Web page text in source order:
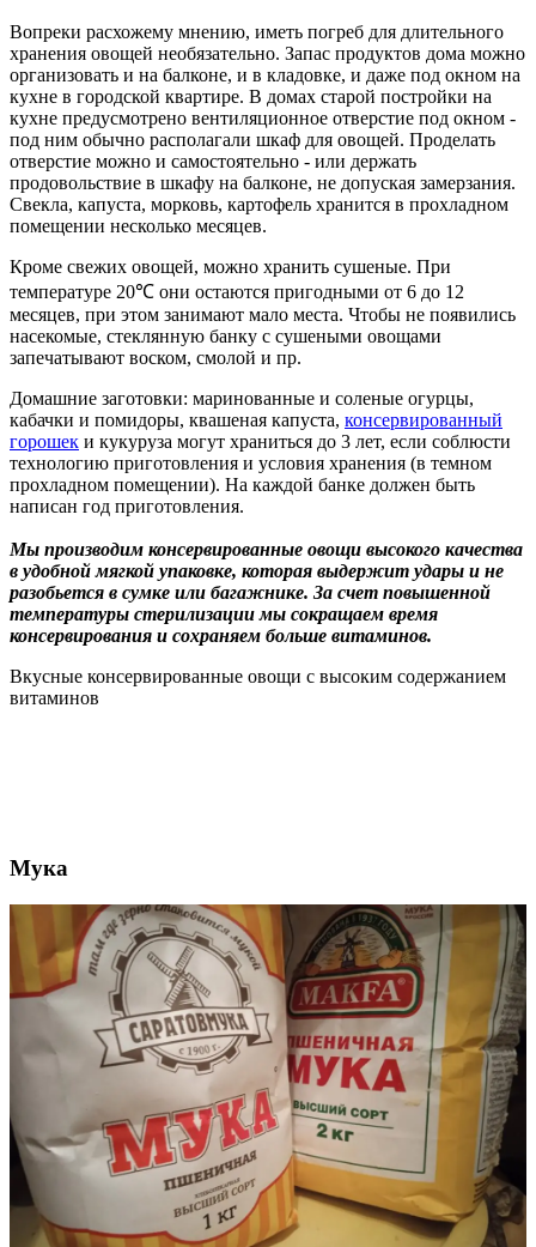
Вопреки расхожему мнению, иметь погреб для длительного
хранения овощей необязательно. Запас продуктов дома можно
организовать и на балконе, и в кладовке, и даже под окном на
кухне в городской квартире. В домах старой постройки на
кухне предусмотрено вентиляционное отверстие под окном -
под ним обычно располагали шкаф для овощей. Проделать
отверстие можно и самостоятельно - или держать
продовольствие в шкафу на балконе, не допуская замерзания.
Свекла, капуста, морковь, картофель хранится в прохладном
помещении несколько месяцев.
Кроме свежих овощей, можно хранить сушеные. При
температуре 20℃ они остаются пригодными от 6 до 12
месяцев, при этом занимают мало места. Чтобы не появились
насекомые, стеклянную банку с сушеными овощами
запечатывают воском, смолой и пр.
Домашние заготовки: маринованные и соленые огурцы,
кабачки и помидоры, квашеная капуста, консервированный
горошек и кукуруза могут храниться до 3 лет, если соблюсти
технологию приготовления и условия хранения (в темном
прохладном помещении). На каждой банке должен быть
написан год приготовления.
Мы производим консервированные овощи высокого качества
в удобной мягкой упаковке, которая выдержит удары и не
разобьется в сумке или багажнике. За счет повышенной
температуры стерилизации мы сокращаем время
консервирования и сохраняем больше витаминов.
Вкусные консервированные овощи с высоким содержанием
витаминов
Мука